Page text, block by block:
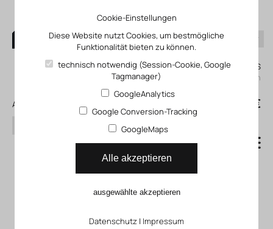
0
Mein KLEFINGHAUS
einloggen
Alle Produkte
Suchen
0,00 €
Stoßdämpfer DYSD
Cookie-Einstellungen
Diese Website nutzt Cookies, um bestmögliche
Funktionalität bieten zu können.
technisch notwendig (Session-Cookie, Google
Tagmanager)
GoogleAnalytics
Google Conversion-Tracking
GoogleMaps
Alle akzeptieren
ausgewählte akzeptieren
Datenschutz | Impressum